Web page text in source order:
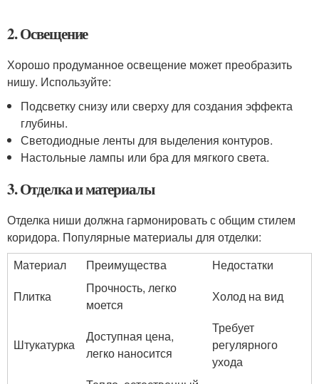
2. Освещение
Хорошо продуманное освещение может преобразить
нишу. Используйте:
Подсветку снизу или сверху для создания эффекта
глубины.
Светодиодные ленты для выделения контуров.
Настольные лампы или бра для мягкого света.
3. Отделка и материалы
Отделка ниши должна гармонировать с общим стилем
коридора. Популярные материалы для отделки:
Материал
Преимущества
Недостатки
Плитка
Прочность, легко
моется
Холод на вид
Штукатурка
Доступная цена,
легко наносится
Требует
регулярного
ухода